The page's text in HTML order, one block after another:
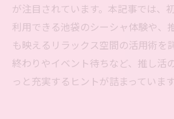
が注目されています。本記事では、
利用できる池袋のシーシャ体験や、
も映えるリラックス空間の活用術を
終わりやイベント待ちなど、推し活
っと充実するヒントが詰まっています